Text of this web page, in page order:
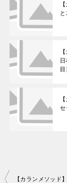
目
セ
投